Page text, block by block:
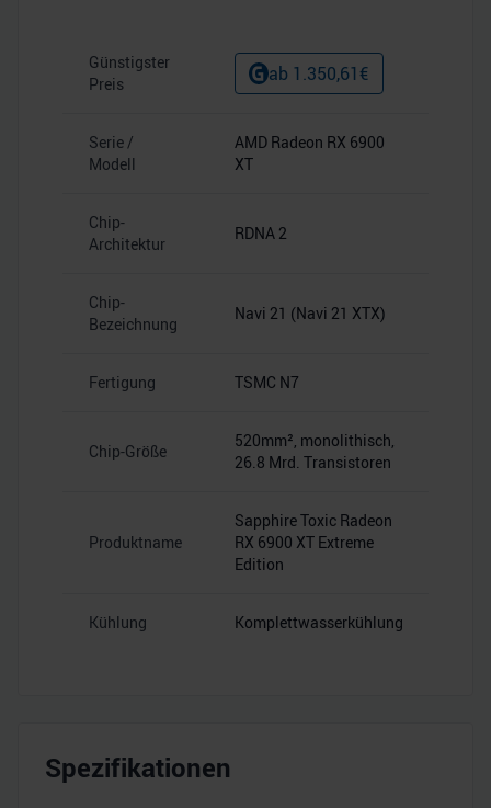
Günstigster
Preis
ab 1.350,61€
Serie /
Modell
AMD Radeon RX 6900
XT
Chip-
Architektur
RDNA 2
Chip-
Bezeichnung
Navi 21 (Navi 21 XTX)
Fertigung TSMC N7
Chip-Größe
520mm², monolithisch,
26.8 Mrd. Transistoren
Produktname
Sapphire Toxic Radeon
RX 6900 XT Extreme
Edition
Kühlung Komplettwasserkühlung
Spezifikationen